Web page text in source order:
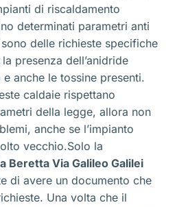
di riscaldamento
determinati parametri anti
delle richieste specifiche
presenza dell’anidride
anche le tossine presenti.
caldaie rispettano
della legge, allora non
anche se l’impianto
vecchio.Solo la
Beretta Via Galileo Galilei
di avere un documento che
Una volta che il